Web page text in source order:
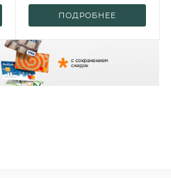
ПОДРОБНЕЕ